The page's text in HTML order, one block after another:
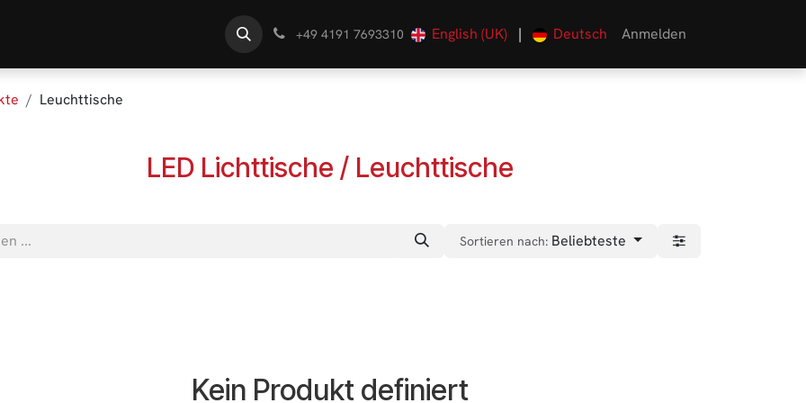
+49 4191 7693310 English (UK) | Deutsch Anmelden
Leuchttische
LED Lichttische / Leuchttische
Sortieren nach: Beliebteste
Kein Produkt definiert